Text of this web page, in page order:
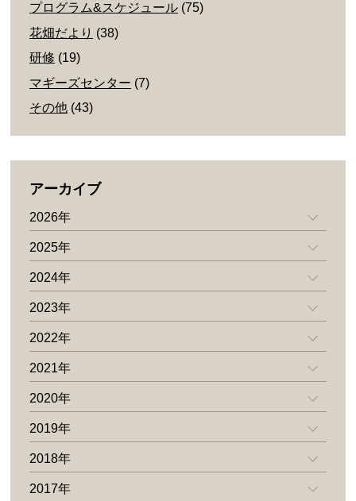
プログラム&スケジュール (75)
花畑だより (38)
研修 (19)
マギーズセンター (7)
その他 (43)
アーカイブ
2026年
2025年
2024年
2023年
2022年
2021年
2020年
2019年
2018年
2017年